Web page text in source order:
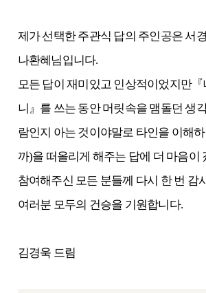
제가 선택한 주관식 답의 주인공은 서
나환혜님입니다.
모든 답이 재미있고 인상적이었지만『
니』를 쓰는 동안 머릿속을 맴돌던 생
람인지 아는 것이야말로 타인을 이해
까)을 떠올리게 해주는 답에 더 마음이
참여해주신 모든 분들께 다시 한 번 감
여러분 모두의 건승을 기원합니다.
김경욱 드림